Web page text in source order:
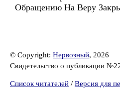
Обращению На Веру
© Copyright: Нервозный, 2026
Свидетельство о публикации
Список читателей / Версия для